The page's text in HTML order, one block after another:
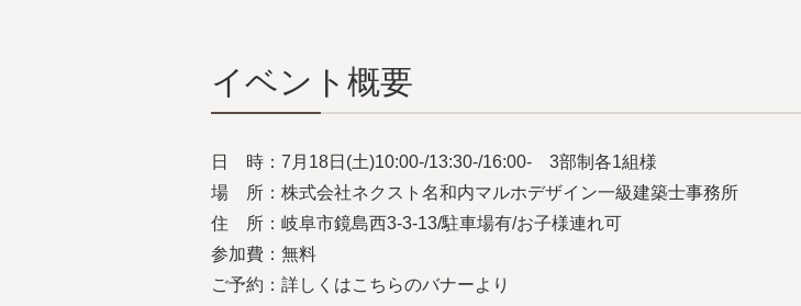
イベント概要
日 時：7月18日(土)10:00-/13:30-/16:00- 3部制各1組様
場 所：株式会社ネクスト名和内マルホデザイン一級建築士事務所
住 所：岐阜市鏡島西3-3-13/駐車場有/お子様連れ可
参加費：無料
ご予約：詳しくはこちらのバナーより